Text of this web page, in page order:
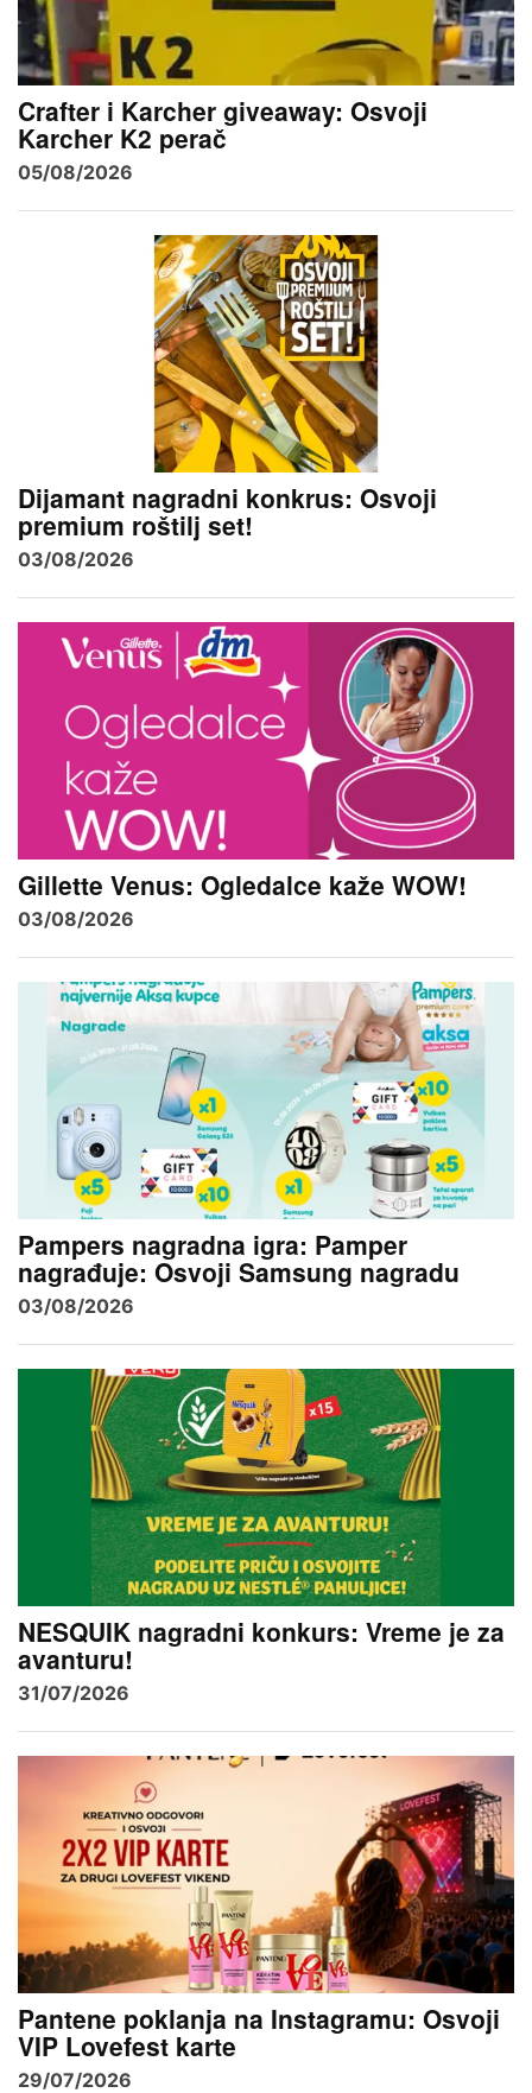
Crafter i Karcher giveaway: Osvoji
Karcher K2 perač
05/08/2026
Dijamant nagradni konkrus: Osvoji
premium roštilj set!
03/08/2026
Gillette Venus: Ogledalce kaže WOW!
03/08/2026
Pampers nagradna igra: Pamper
nagrađuje: Osvoji Samsung nagradu
03/08/2026
NESQUIK nagradni konkurs: Vreme je za
avanturu!
31/07/2026
Pantene poklanja na Instagramu: Osvoji
VIP Lovefest karte
29/07/2026